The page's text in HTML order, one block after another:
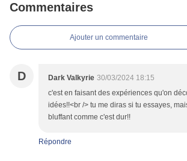
Commentaires
Ajouter un commentaire
D Dark Valkyrie 30/03/2024 18:15
c'est en faisant des expériences qu'on
idées!!<br /> tu me diras si tu essayes,
bluffant comme c'est dur!!
Répondre